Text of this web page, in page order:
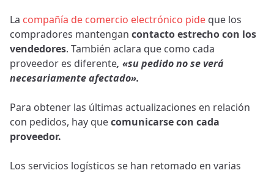
La compañía de comercio electrónico pide que los
compradores mantengan contacto estrecho con los
vendedores. También aclara que como cada
proveedor es diferente, «su pedido no se verá
necesariamente afectado».
Para obtener las últimas actualizaciones en relación
con pedidos, hay quecomunicarse con cada
proveedor.
Los servicios logísticos se han retomado en varias